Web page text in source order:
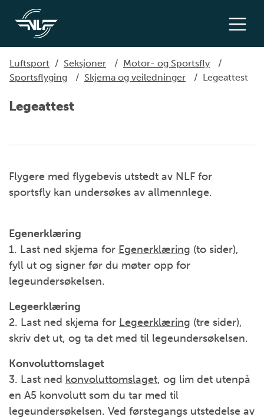
Luftsport / Seksjoner / Motor- og Sportsfly
/
Sportsflyging
/ Skjema og veiledninger / Legeattest
Legeattest
Flygere med flygebevis utstedt av NLF for
sportsfly kan undersøkes av allmennlege.
Egenerklæring
1. Last ned skjema for Egenerklæring (to sider),
fyll ut og signer før du møter opp for
legeundersøkelsen.
Legeerklæring
2. Last ned skjema for Legeerklæring (tre sider),
skriv det ut, og ta det med til legeundersøkelsen.
Konvoluttomslaget
3. Last ned konvoluttomslaget, og lim det utenpå
en A5 konvolutt som du tar med til
legeundersøkelsen. Ved førstegangs utstedelse av